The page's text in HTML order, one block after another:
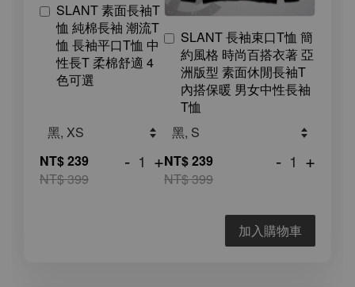
SLANT 素面長袖T
恤 純棉長袖 潮流T
恤 長袖平口T恤 中
性長T 柔棉舒適 4
色可選
NT$ 239
NT$ 399
- +
SLANT 長袖束口T恤 簡
約風格 時尚百搭衣著 亞
洲版型 素面休閒長袖T
內搭保暖 男女中性長袖
T恤
NT$ 239
NT$ 399
- +
加入購物車